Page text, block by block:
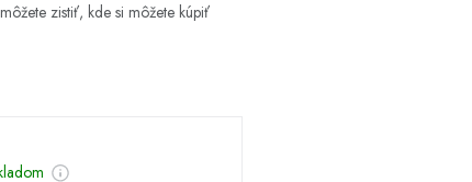
zistiť, kde si môžete kúpiť